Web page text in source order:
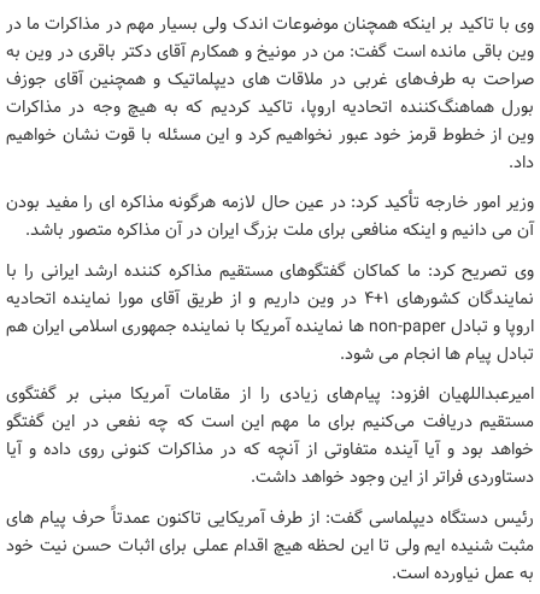
وی با تاکید بر اینکه همچنان موضوعات اندک ولی بسیار مهم در مذاکرات ما در
وین باقی مانده است گفت: من در مونیخ و همکارم آقای دکتر باقری در وین به
صراحت به طرف‌های غربی در ملاقات های دیپلماتیک و همچنین آقای جوزف
بورل هماهنگ‌کننده اتحادیه اروپا، تاکید کردیم که به هیچ وجه در مذاکرات
وین از خطوط قرمز خود عبور نخواهیم کرد و این مسئله با قوت نشان خواهیم
داد.
وزیر امور خارجه تأکید کرد: در عین حال لازمه هرگونه مذاکره ای را مفید بودن
آن می دانیم و اینکه منافعی برای ملت بزرگ ایران در آن مذاکره متصور باشد.
وی تصریح کرد: ما کماکان گفتگوهای مستقیم مذاکره کننده ارشد ایرانی را با
نمایندگان کشورهای ۱+۴ در وین داریم و از طریق آقای مورا نماینده اتحادیه
اروپا و تبادل non-paper ها نماینده آمریکا با نماینده جمهوری اسلامی ایران هم
تبادل پیام ها انجام می شود.
امیرعبداللهیان افزود: پیام‌های زیادی را از مقامات آمریکا مبنی بر گفتگوی
مستقیم دریافت می‌کنیم برای ما مهم این است که چه نفعی در این گفتگو
خواهد بود و آیا آینده متفاوتی از آنچه که در مذاکرات کنونی روی داده و آیا
دستاوردی فراتر از این وجود خواهد داشت.
رئیس دستگاه دیپلماسی گفت: از طرف آمریکایی تاکنون عمدتاً حرف پیام های
مثبت شنیده ایم ولی تا این لحظه هیچ اقدام عملی برای اثبات حسن نیت خود
به عمل نیاورده است.